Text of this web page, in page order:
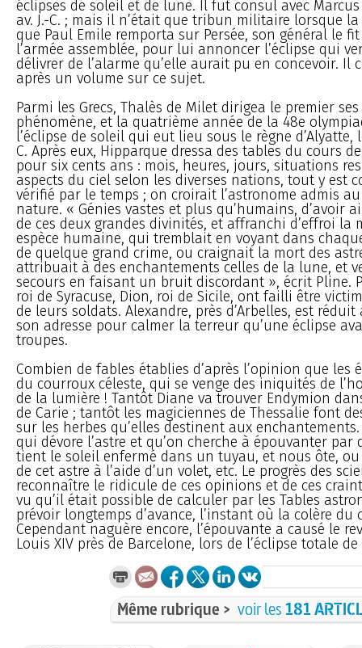
éclipses de soleil et de lune. Il fut consul avec
av. J.-C. ; mais il n’était que tribun militaire lorsque
que Paul Emile remporta sur Persée, son général le
l’armée assemblée, pour lui annoncer l’éclipse qui
délivrer de l’alarme qu’elle aurait pu en concevoir. Il
après un volume sur ce sujet.
Parmi les Grecs, Thalès de Milet dirigea le premier
phénomène, et la quatrième année de la 48e
l’éclipse de soleil qui eut lieu sous le règne d’Alyatte,
C. Après eux, Hipparque dressa des tables du cours
pour six cents ans : mois, heures, jours, situations
aspects du ciel selon les diverses nations, tout y est
vérifié par le temps ; on croirait l’astronome admis
nature. « Génies vastes et plus qu’humains, d’avoir
de ces deux grandes divinités, et affranchi d’effroi la
espèce humaine, qui tremblait en voyant dans
de quelque grand crime, ou craignait la mort des
attribuait à des enchantements celles de la lune, et
secours en faisant un bruit discordant », écrit Pline.
roi de Syracuse, Dion, roi de Sicile, ont failli être
de leurs soldats. Alexandre, près d’Arbelles, est
son adresse pour calmer la terreur qu’une éclipse
troupes.
Combien de fables établies d’après l’opinion que les
du courroux céleste, qui se venge des iniquités de
de la lumière ! Tantôt Diane va trouver Endymion
de Carie ; tantôt les magiciennes de Thessalie font
sur les herbes qu’elles destinent aux
qui dévore l’astre et qu’on cherche à épouvanter par
tient le soleil enfermé dans un tuyau, et nous ôte,
de cet astre à l’aide d’un volet, etc. Le progrès des
reconnaître le ridicule de ces opinions et de ces
vu qu’il était possible de calculer par les Tables
prévoir longtemps d’avance, l’instant où la colère du
Cependant naguère encore, l’épouvante a causé le
Louis XIV près de Barcelone, lors de l’éclipse totale de
Même rubrique > voir les 181